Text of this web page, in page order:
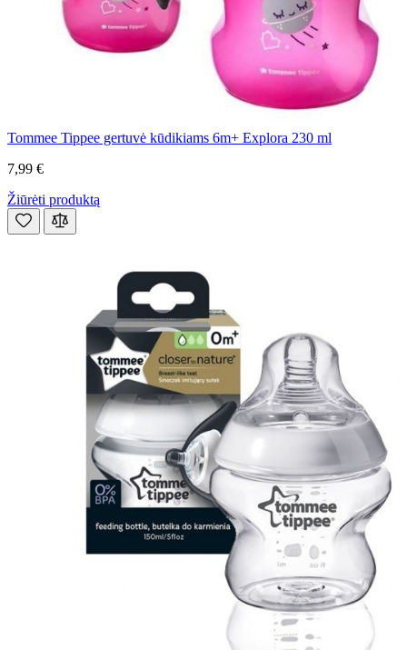
Tommee Tippee gertuvė kūdikiams 6m+ Explora 230 ml
7,99 €
Žiūrėti produktą